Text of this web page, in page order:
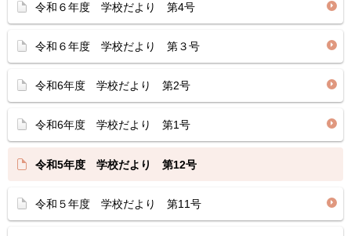
令和６年度 学校だより 第4号
令和６年度 学校だより 第３号
令和6年度 学校だより 第2号
令和6年度 学校だより 第1号
令和5年度 学校だより 第12号
令和５年度 学校だより 第11号